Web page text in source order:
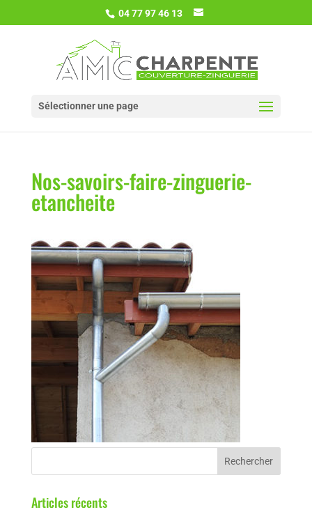
04 77 97 46 13
Sélectionner une page
Nos-savoirs-faire-zinguerie-
etancheite
Articles récents